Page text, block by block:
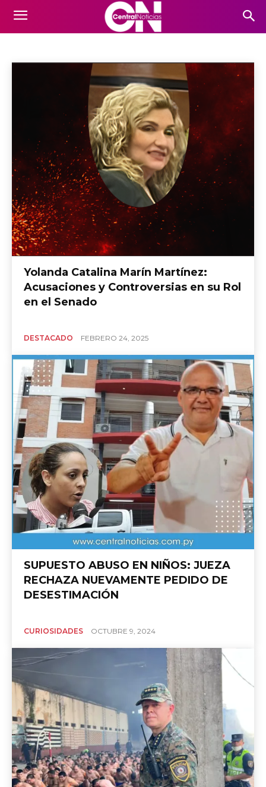
SUCESOS
Yolanda Catalina Marín Martínez:
Acusaciones y Controversias en su Rol
en el Senado
DESTACADO FEBRERO 24, 2025
SUPUESTO ABUSO EN NIÑOS: JUEZA
RECHAZA NUEVAMENTE PEDIDO DE
DESESTIMACIÓN
CURIOSIDADES OCTUBRE 9, 2024